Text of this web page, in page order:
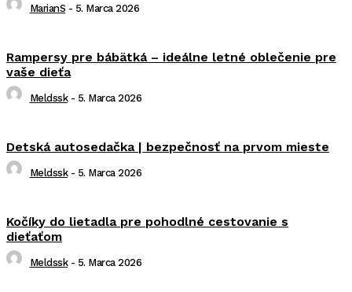
MarianS - 5. Marca 2026
Rampersy pre bábätká – ideálne letné oblečenie pre
vaše dieťa
Meldssk - 5. Marca 2026
Detská autosedačka | bezpečnosť na prvom mieste
Meldssk - 5. Marca 2026
Kočíky do lietadla pre pohodlné cestovanie s
dieťaťom
Meldssk - 5. Marca 2026